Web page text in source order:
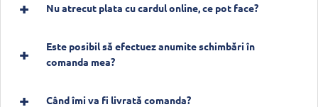
Nu atrecut plata cu cardul online, ce pot face?
Este posibil să efectuez anumite schimbări în
comanda mea?
Când îmi va fi livrată comanda?